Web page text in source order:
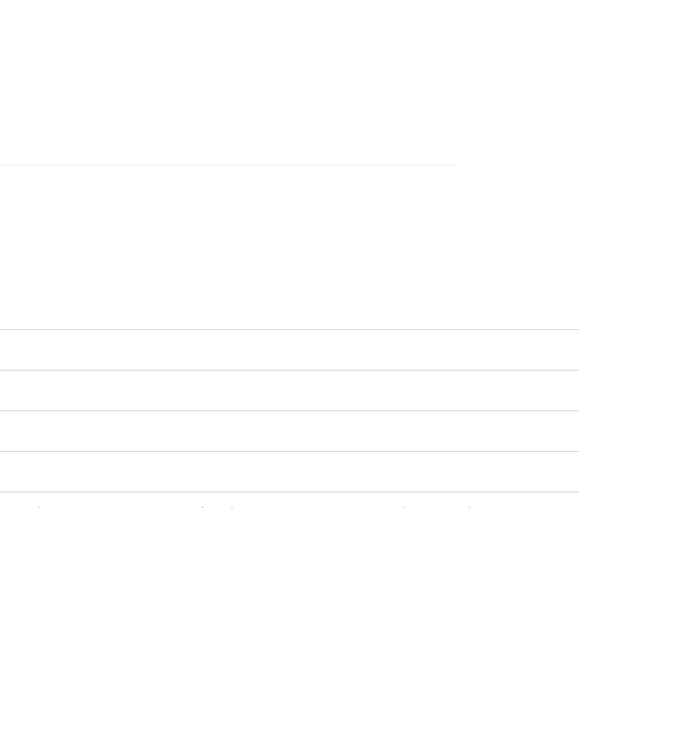
tối đa của Công ty cổ phần Dược – Trang thiết bị y tế Bình Định